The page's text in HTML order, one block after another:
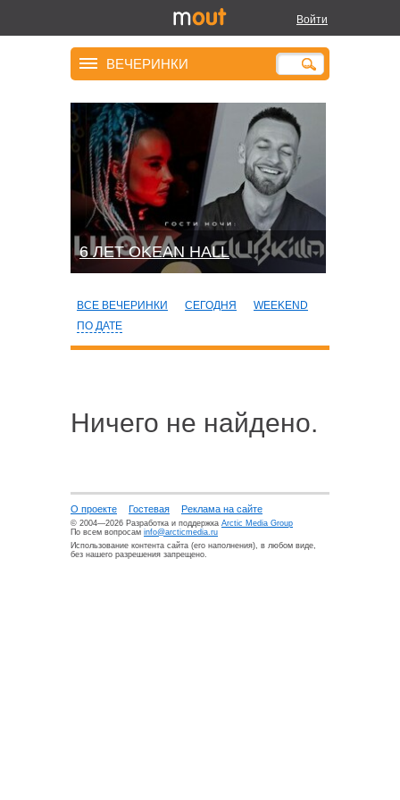
Войти
ВЕЧЕРИНКИ
6 ЛЕТ OKEAN HALL
ВСЕ ВЕЧЕРИНКИ СЕГОДНЯ
WEEKEND
ПО ДАТЕ
Ничего не найдено.
О проекте Гостевая Реклама на сайте
© 2004—2026 Разработка и поддержка Arctic Media Group
По всем вопросам info@arcticmedia.ru
Использование контента сайта (его наполнения), в любом виде,
без нашего разрешения запрещено.